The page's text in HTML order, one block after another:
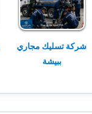
شركة تسليك مجاري
ببيشة